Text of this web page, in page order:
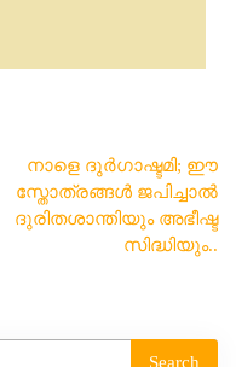
നാളെ ദുർഗാഷ്ടമി; ഈ
സ്തോത്രങ്ങൾ ജപിച്ചാൽ
ദുരിതശാന്തിയും അഭീഷ്ട
സിദ്ധിയും..